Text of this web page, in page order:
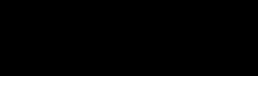
определяемой положениями Статьи 437 (2)